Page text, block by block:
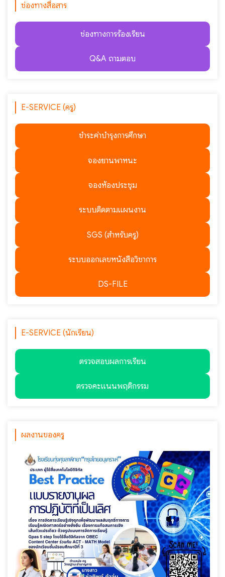
ช่องทางสื่อสาร
ช่องทางการร้องเรียน
Q&A ถามตอบ
E-SERVICE (ครู)
ชำระค่าบำรุงการศึกษา
จองยานพาหนะ
จองห้องประชุม
ระบบติดตามแผนงาน
SGS (สำหรับครู)
ระบบออกเลขหนังสือวิชาการ
DS-FILE
E-SERVICE (นักเรียน)
ตรวจสอบผลการเรียน
ตรวจคะแนนพฤติกรรม
ผลงานของครู